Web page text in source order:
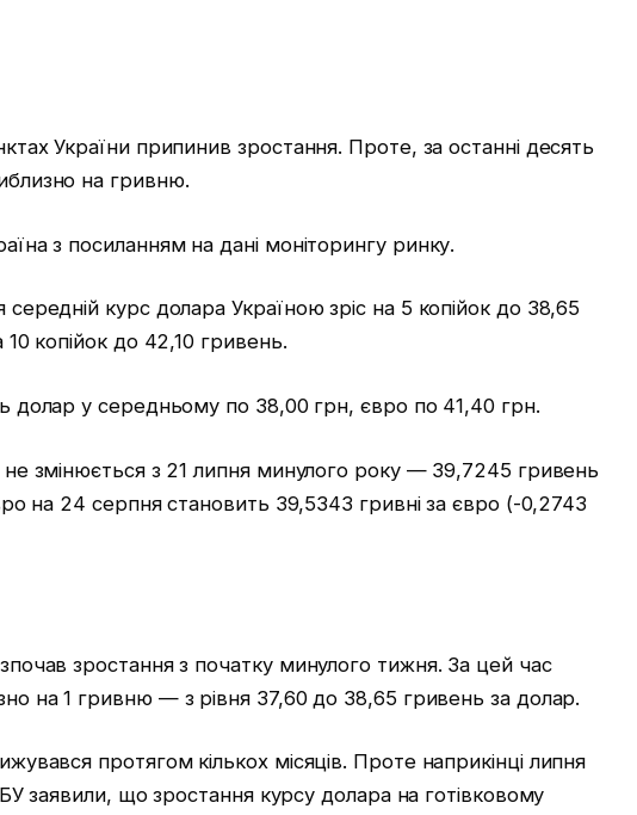
України припинив зростання. Проте, за останні десять
на гривню.
з посиланням на дані моніторингу ринку.
курс долара Україною зріс на 5 копійок до 38,65
копійок до 42,10 гривень.
долар у середньому по 38,00 грн, євро по 41,40 грн.
змінюється з 21 липня минулого року — 39,7245 гривень
на 24 серпня становить 39,5343 гривні за євро (-0,2743
зростання з початку минулого тижня. За цей час
на 1 гривню — з рівня 37,60 до 38,65 гривень за долар.
протягом кількох місяців. Проте наприкінці липня
заявили, що зростання курсу долара на готівковому